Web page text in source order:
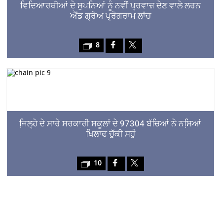
ਵਿਦਿਆਰਥੀਆਂ ਦੇ ਸੁਪਨਿਆਂ ਨੂੰ ਨਵੀਂ ਪ੍ਰਵਾਜ਼ ਦੇਣ ਵਾਲੇ ਲਰਨ
ਐਂਡ ਗ੍ਰੋਅ ਪ੍ਰੋਗਰਾਮ ਲਾਂਚ
8
ਜਿ਼ਲ੍ਹੇ ਦੇ ਸਾਰੇ ਸਰਕਾਰੀ ਸਕੂਲਾਂ ਦੇ 97304 ਬੱਚਿਆਂ ਨੇ ਨਸਿ਼ਆਂ
ਖਿਲਾਫ ਚੁੱਕੀ ਸਹੁੰ
10